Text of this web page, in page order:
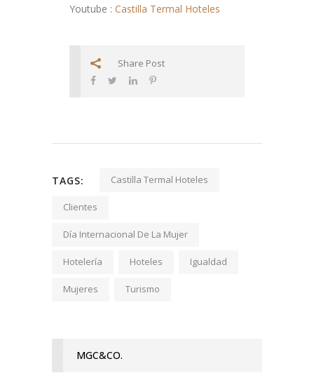
Youtube : Castilla Termal Hoteles
Share Post
TAGS: Castilla Termal Hoteles
Clientes
Día Internacional De La Mujer
Hotelería Hoteles Igualdad
Mujeres Turismo
MGC&CO.